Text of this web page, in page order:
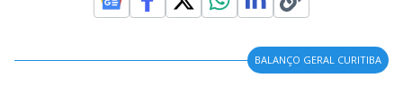
BALANÇO GERAL CURITIBA